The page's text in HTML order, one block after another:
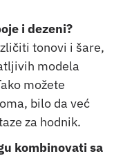
i dezeni?
tonovi i šare,
modela
možete
bilo da već
za hodnik.
kombinovati sa